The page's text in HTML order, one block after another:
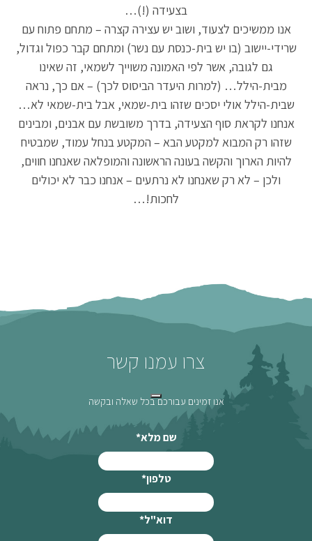
בצעידה (!)…
אנו ממשיכים לצעוד, ושוב יש עצירה קצרה – מתחם פתוח עם
שרידי-יישוב (בו יש בית-כנסת עם נשר) ומתחם קבר כפול וגדול,
גם לגובה, אשר לפי האמונה משוייך לשמאי, זה שאינו
מבית-הילל… (למרות היעדר הביסוס לכך) – אם כך, נראה
שבית-הילל אולי יסכים שזהו בית-שמאי, אבל בית-שמאי לא…
אנחנו לקראת סוף הצעידה, בדרך משובשת עם אבנים, ומבינים
שזהו רק המבוא למקטע הבא – המקטע בנחל עמוד, שמבטיח
להיות הארוך והקשה בעונה הראשונה והמופלאה שאנחנו חווים,
ולכן – לא רק שאנחנו לא נרתעים – אנחנו כבר לא יכולים
לחכות!…
צרו עמנו קשר
אנו זמינים עבורכם בכל שאלה ובקשה
שם מלא*
טלפון*
דוא"ל*